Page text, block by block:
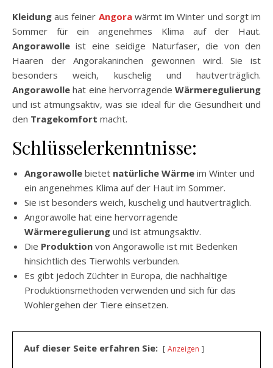
Kleidung aus feiner Angorawärmt im Winter und sorgt im
Sommer für ein angenehmes Klima auf der Haut.
Angorawolle ist eine seidige Naturfaser, die von den
Haaren der Angorakaninchen gewonnen wird. Sie ist
besonders weich, kuschelig und hautverträglich.
Angorawolle hat eine hervorragende Wärmeregulierung
und ist atmungsaktiv, was sie ideal für die Gesundheit und
den Tragekomfort macht.
Schlüsselerkenntnisse:
Angorawolle bietet natürliche Wärme im Winter und
ein angenehmes Klima auf der Haut im Sommer.
Sie ist besonders weich, kuschelig und hautverträglich.
Angorawolle hat eine hervorragende
Wärmeregulierung und ist atmungsaktiv.
Die Produktion von Angorawolle ist mit Bedenken
hinsichtlich des Tierwohls verbunden.
Es gibt jedoch Züchter in Europa, die nachhaltige
Produktionsmethoden verwenden und sich für das
Wohlergehen der Tiere einsetzen.
Auf dieser Seite erfahren Sie: Anzeigen